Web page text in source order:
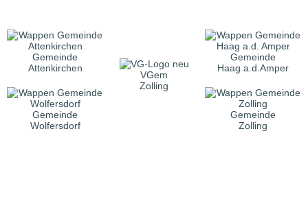
Gemeinde
Attenkirchen
VGem
Zolling
Gemeinde
Haag a.d.Amper
Gemeinde
Wolfersdorf
Gemeinde
Zolling